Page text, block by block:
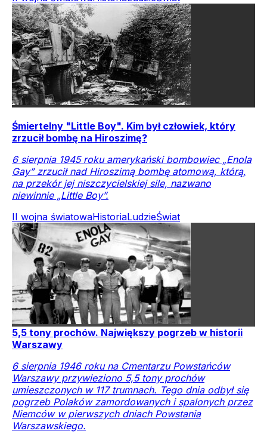
Śmiertelny "Little Boy". Kim był człowiek, który
zrzucił bombę na Hiroszimę?
6 sierpnia 1945 roku amerykański bombowiec „Enola
Gay” zrzucił nad Hiroszimą bombę atomową, którą,
na przekór jej niszczycielskiej sile, nazwano
niewinnie „Little Boy”.
II wojna światowaHistoriaLudzieŚwiat
5,5 tony prochów. Największy pogrzeb w historii
Warszawy
6 sierpnia 1946 roku na Cmentarzu Powstańców
Warszawy przywieziono 5,5 tony prochów
umieszczonych w 117 trumnach. Tego dnia odbył się
pogrzeb Polaków zamordowanych i spalonych przez
Niemców w pierwszych dniach Powstania
Warszawskiego.